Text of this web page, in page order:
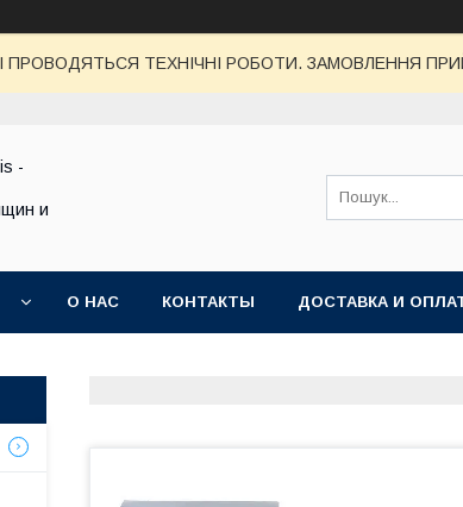
ПРОВОДЯТЬСЯ ТЕХНІЧНІ РОБОТИ. ЗАМОВЛЕННЯ
-
и
О НАС КОНТАКТЫ ДОСТАВКА И